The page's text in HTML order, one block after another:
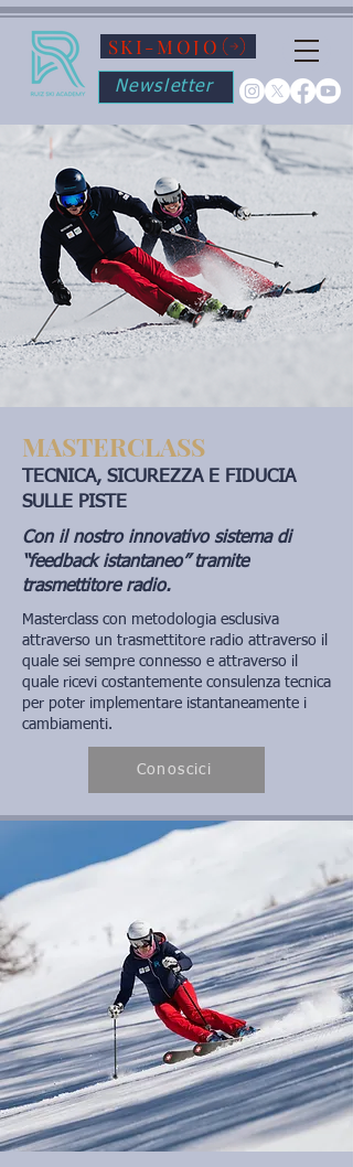
SKI-MOJO
Newsletter
MASTERCLASS
TECNICA, SICUREZZA E FIDUCIA
SULLE PISTE
Con il nostro innovativo sistema di
“feedback istantaneo” tramite
trasmettitore radio.
Masterclass con metodologia esclusiva
attraverso un trasmettitore radio attraverso il
quale sei sempre connesso e attraverso il
quale ricevi costantemente consulenza tecnica
per poter implementare istantaneamente i
cambiamenti.
Conoscici